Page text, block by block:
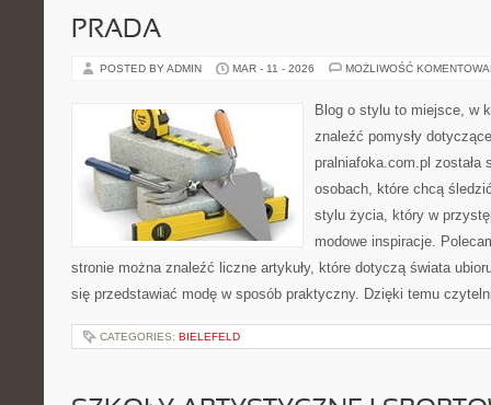
PRADA
POSTED BY ADMIN MAR - 11 - 2026 MOŻLIWOŚĆ
Blog o stylu to miejsce, w
znaleźć pomysły
pralniafoka.com.pl została
osobach, które chcą
stylu życia, który w
modowe inspiracje.
stronie można znaleźć liczne artykuły, które dotyczą świata
się przedstawiać modę w sposób praktyczny. Dzięki temu
CATEGORIES: BIELEFELD